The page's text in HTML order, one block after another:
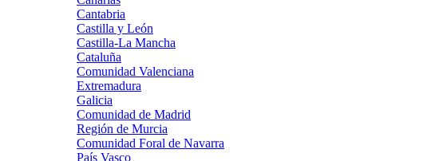
Cantabria
Castilla y León
Castilla-La Mancha
Cataluña
Comunidad Valenciana
Extremadura
Galicia
Comunidad de Madrid
Región de Murcia
Comunidad Foral de Navarra
País Vasco